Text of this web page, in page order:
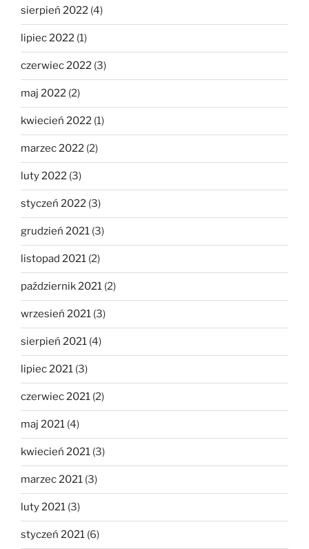
sierpień 2022 (4)
lipiec 2022 (1)
czerwiec 2022 (3)
maj 2022 (2)
kwiecień 2022 (1)
marzec 2022 (2)
luty 2022 (3)
styczeń 2022 (3)
grudzień 2021 (3)
listopad 2021 (2)
październik 2021 (2)
wrzesień 2021 (3)
sierpień 2021 (4)
lipiec 2021 (3)
czerwiec 2021 (2)
maj 2021 (4)
kwiecień 2021 (3)
marzec 2021 (3)
luty 2021 (3)
styczeń 2021 (6)